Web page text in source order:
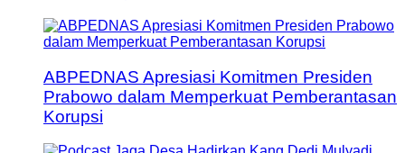
ABPEDNAS Apresiasi Komitmen Presiden
Prabowo dalam Memperkuat Pemberantasan
Korupsi